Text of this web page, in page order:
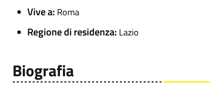
Vive a: Roma
Regione di residenza: Lazio
Biografia